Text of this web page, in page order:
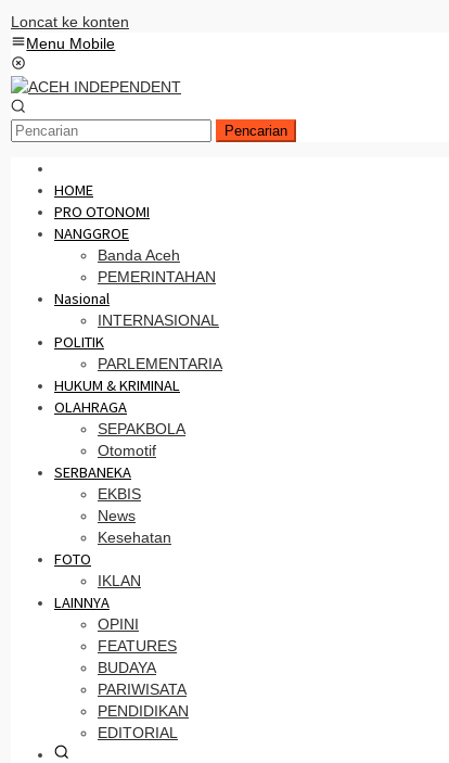
Loncat ke konten
Menu Mobile
Pencarian
HOME
PRO OTONOMI
NANGGROE
Banda Aceh
PEMERINTAHAN
Nasional
INTERNASIONAL
POLITIK
PARLEMENTARIA
HUKUM & KRIMINAL
OLAHRAGA
SEPAKBOLA
Otomotif
SERBANEKA
EKBIS
News
Kesehatan
FOTO
IKLAN
LAINNYA
OPINI
FEATURES
BUDAYA
PARIWISATA
PENDIDIKAN
EDITORIAL